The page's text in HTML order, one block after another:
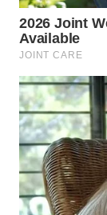
que riscam
Misturar
sem a
Como
mais
A constância
verdadeiro
novas
diários logo